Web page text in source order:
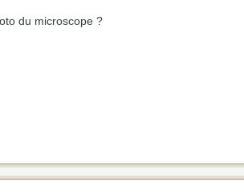
du microscope ?